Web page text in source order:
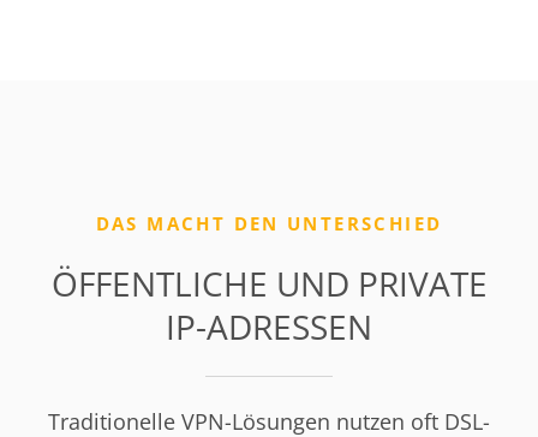
DAS MACHT DEN UNTERSCHIED
ÖFFENTLICHE UND PRIVATE
IP-ADRESSEN
Traditionelle VPN-Lösungen nutzen oft DSL-